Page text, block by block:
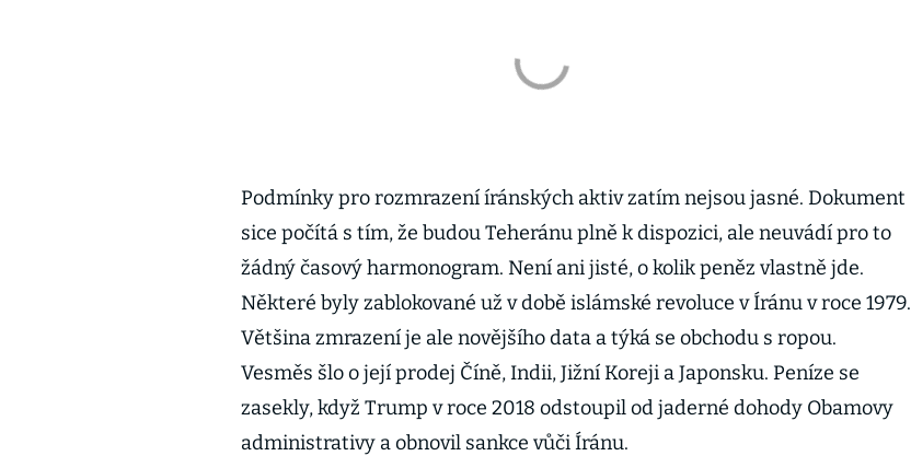
Podmínky pro rozmrazení íránských aktiv zatím nejsou jasné. Dokument
sice počítá s tím, že budou Teheránu plně k dispozici, ale neuvádí pro to
žádný časový harmonogram. Není ani jisté, o kolik peněz vlastně jde.
Některé byly zablokované už v době islámské revoluce v Íránu v roce 1979.
Většina zmrazení je ale novějšího data a týká se obchodu s ropou.
Vesměs šlo o její prodej Číně, Indii, Jižní Koreji a Japonsku. Peníze se
zasekly, když Trump v roce 2018 odstoupil od jaderné dohody Obamovy
administrativy a obnovil sankce vůči Íránu.